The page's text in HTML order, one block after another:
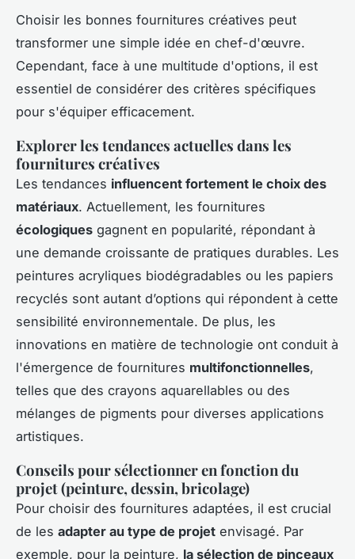
Choisir les bonnes fournitures créatives peut
transformer une simple idée en chef-d'œuvre.
Cependant, face à une multitude d'options, il est
essentiel de considérer des critères spécifiques
pour s'équiper efficacement.
Explorer les tendances actuelles dans les
fournitures créatives
Les tendances influencent fortement le choix des
matériaux. Actuellement, les fournitures
écologiques gagnent en popularité, répondant à
une demande croissante de pratiques durables. Les
peintures acryliques biodégradables ou les papiers
recyclés sont autant d’options qui répondent à cette
sensibilité environnementale. De plus, les
innovations en matière de technologie ont conduit à
l'émergence de fournitures multifonctionnelles,
telles que des crayons aquarellables ou des
mélanges de pigments pour diverses applications
artistiques.
Conseils pour sélectionner en fonction du
projet (peinture, dessin, bricolage)
Pour choisir des fournitures adaptées, il est crucial
de les adapter au type de projet envisagé. Par
exemple, pour la peinture, la sélection de pinceaux